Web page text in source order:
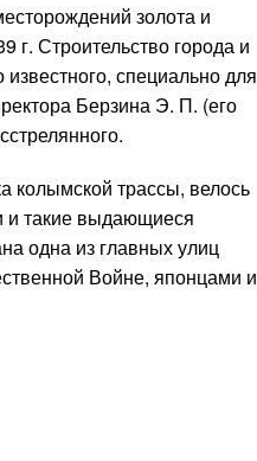
золота и
г. Строительство города и
специально для
Берзина Э. П. (его
колымской трассы, велось
и такие выдающиеся
одна из главных улиц
Войне, японцами и